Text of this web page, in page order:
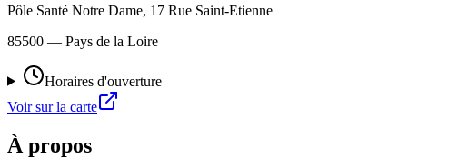
Pôle Santé Notre Dame, 17 Rue Saint-Etienne
85500 — Pays de la Loire
Horaires d'ouverture
Voir sur la carte
À propos